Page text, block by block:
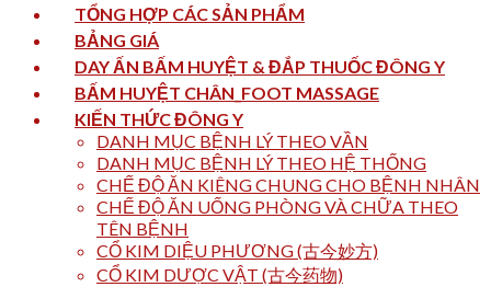
TỔNG HỢP CÁC SẢN PHẨM
BẢNG GIÁ
DAY ẤN BẤM HUYỆT & ĐẮP THUỐC ĐÔNG Y
BẤM HUYỆT CHÂN_FOOT MASSAGE
KIẾN THỨC ĐÔNG Y
DANH MỤC BỆNH LÝ THEO VẦN
DANH MỤC BỆNH LÝ THEO HỆ THỐNG
CHẾ ĐỘ ĂN KIÊNG CHUNG CHO BỆNH NHÂN
CHẾ ĐỘ ĂN UỐNG PHÒNG VÀ CHỮA THEO
TÊN BỆNH
CỔ KIM DIỆU PHƯƠNG (古今妙方)
CỔ KIM DƯỢC VẬT (古今药物)